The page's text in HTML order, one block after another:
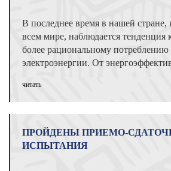
В последнее время в нашей стране,
всем мире, наблюдается тенденция
более рациональному потреблению
электроэнергии. От
читать
ПРОЙДЕНЫ ПРИЕМО-
ИСПЫТАНИЯ